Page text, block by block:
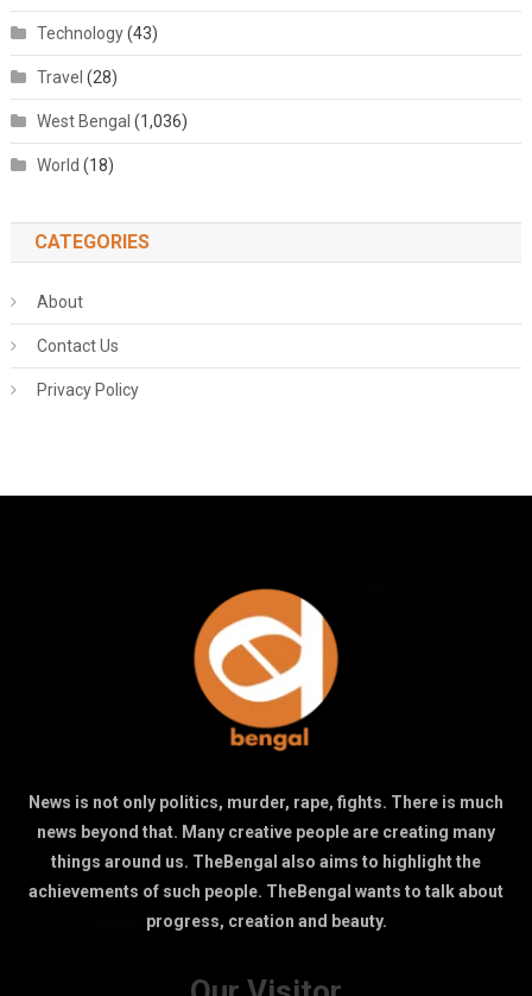
Technology(43)
Travel (28)
West Bengal (1,036)
World (18)
CATEGORIES
About
Contact Us
Privacy Policy
News is not only politics, murder, rape, fights. There is much
news beyond that. Many creative people are creating many
things around us. TheBengal also aims to highlight the
achievements of such people. TheBengal wants to talk about
progress, creation and beauty.